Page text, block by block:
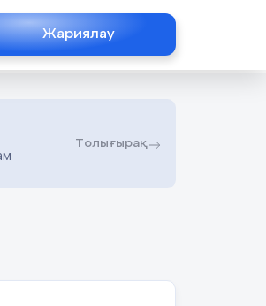
Жариялау
Толығырақ